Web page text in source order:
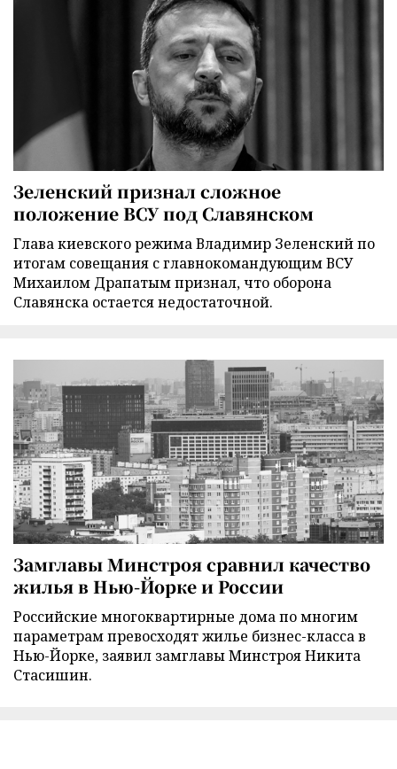
Зеленский признал сложное
положение ВСУ под Славянском
Глава киевского режима Владимир Зеленский по
итогам совещания с главнокомандующим ВСУ
Михаилом Драпатым признал, что оборона
Славянска остается недостаточной.
Замглавы Минстроя сравнил качество
жилья в Нью-Йорке и России
Российские многоквартирные дома по многим
параметрам превосходят жилье бизнес-класса в
Нью-Йорке, заявил замглавы Минстроя Никита
Стасишин.